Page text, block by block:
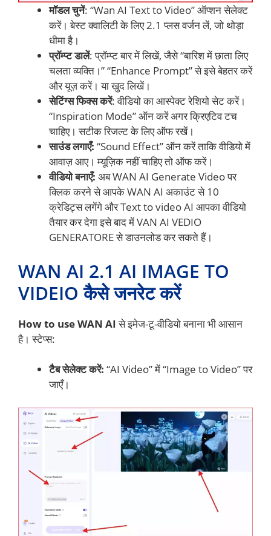
मॉडल चुनें: “Wan AI Text to Video” ऑप्शन सेलेक्ट
करें। बेस्ट क्वालिटी के लिए 2.1 प्लस वर्जन लें, जो थोड़ा
धीमा है।
प्रॉम्प्ट डालें: प्रॉम्प्ट बार में लिखें, जैसे “बारिश में छाता लिए
चलता व्यक्ति।” “Enhance Prompt” से इसे बेहतर करें
और यूज़ करें। या खुद लिखें।
सेटिंग्स फिक्स करें: वीडियो का आस्पेक्ट रेशियो सेट करें।
“Inspiration Mode” ऑन करें अगर क्रिएटिव टच
चाहिए। सटीक रिजल्ट के लिए ऑफ रखें।
साउंड लगाएँ: “Sound Effect” ऑन करें ताकि वीडियो में
आवाज़ आए। म्यूज़िक नहीं चाहिए तो ऑफ करें।
वीडियो बनाएँ: अब WAN AI Generate Video पर
क्लिक करने से आपके WAN AI अकाउंट से 10
क्रेडिट्स लगेंगे और Text to video AI आपका वीडियो
तैयार कर देगा इसे बाद में VAN AI VEDIO
GENERATORE से डाउनलोड कर सकते हैं।
WAN AI 2.1 AI IMAGE TO
VIDEIO कैसे जनरेट करें
How to use WAN AI से इमेज-टू-वीडियो बनाना भी आसान
है। स्टेप्स:
टैब सेलेक्ट करें: “AI Video” में “Image to Video” पर
जाएँ।